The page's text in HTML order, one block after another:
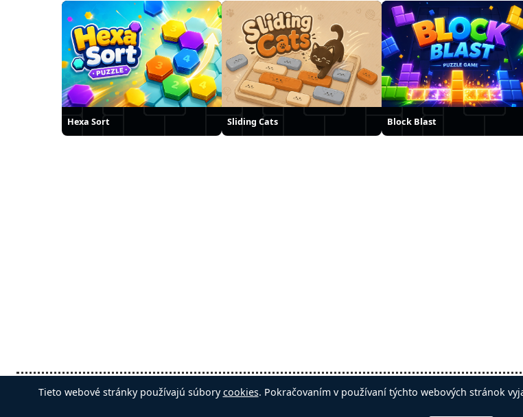
Hexa Sort Sliding Cats Block Blast
Slovenčina Automatické Odstrániť reklamy
Tieto webové stránky používajú súborycookies. Pokračovaním v používaní týchto webových stránok